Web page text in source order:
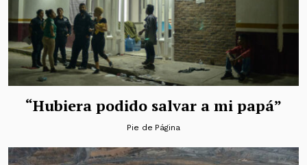
“Hubiera podido salvar a mi papá”
Pie de Página